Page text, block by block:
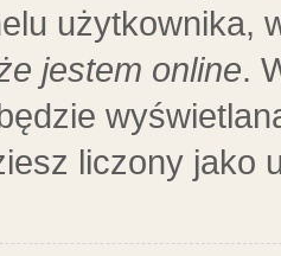
użytkownika,
jestem online.
liczony jako